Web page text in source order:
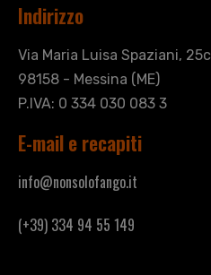
Indirizzo
Via Maria Luisa Spaziani, 25c
98158 - Messina (ME)
P.IVA: 0 334 030 083 3
E-mail e recapiti
info@nonsolofango.it
(+39) 334 94 55 149